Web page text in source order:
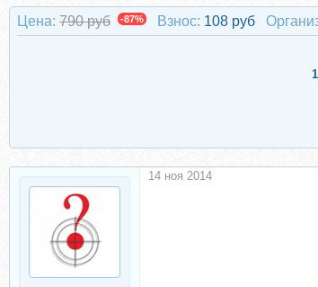
Цена: 790 руб -87% Взнос: 108 руб
14 ноя 2014